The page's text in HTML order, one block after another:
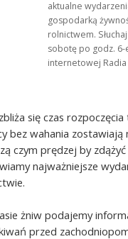
aktualne
gospodarką
rolnictwem.
sobotę po godz.
internetowej Radia
się czas
bez wahania zostawiają
czym prędzej by zdążyć
najważniejsze
żniw podajemy
przed